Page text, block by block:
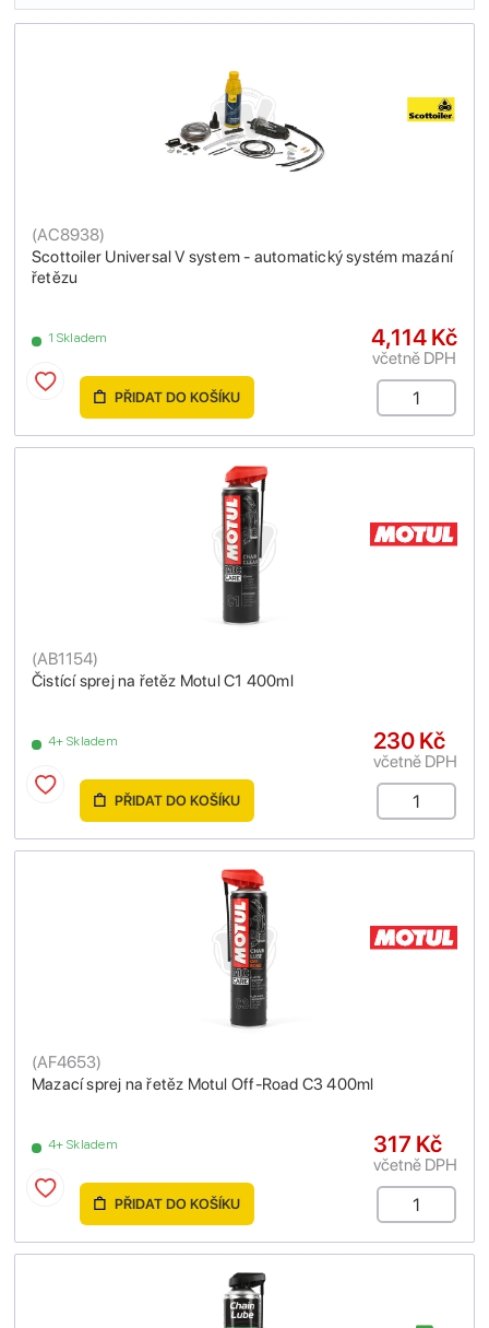
Scottoiler Universal V system - automatický systém mazání
řetězu
(AC8938)
1 Skladem 4,114 Kč
včetně DPH
PŘIDAT DO KOŠÍKU
Čistící sprej na řetěz Motul C1 400ml
(AB1154)
4+ Skladem 230 Kč
včetně DPH
PŘIDAT DO KOŠÍKU
Mazací sprej na řetěz Motul Off-Road C3 400ml
(AF4653)
4+ Skladem 317 Kč
včetně DPH
PŘIDAT DO KOŠÍKU